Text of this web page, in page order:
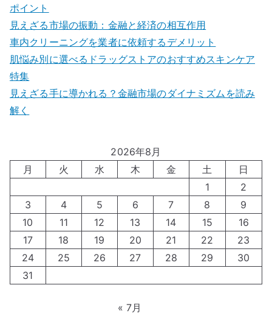
ポイント
見えざる市場の振動：金融と経済の相互作用
車内クリーニングを業者に依頼するデメリット
肌悩み別に選べるドラッグストアのおすすめスキンケア
特集
見えざる手に導かれる？金融市場のダイナミズムを読み
解く
2026年8月
月
火 水 木 金 土
日
1
2
3
4 5 6 7 8
9
10
11 12 13 14 15
16
17
18 19 20 21 22
23
24
25 26 27 28 29
30
31
« 7月